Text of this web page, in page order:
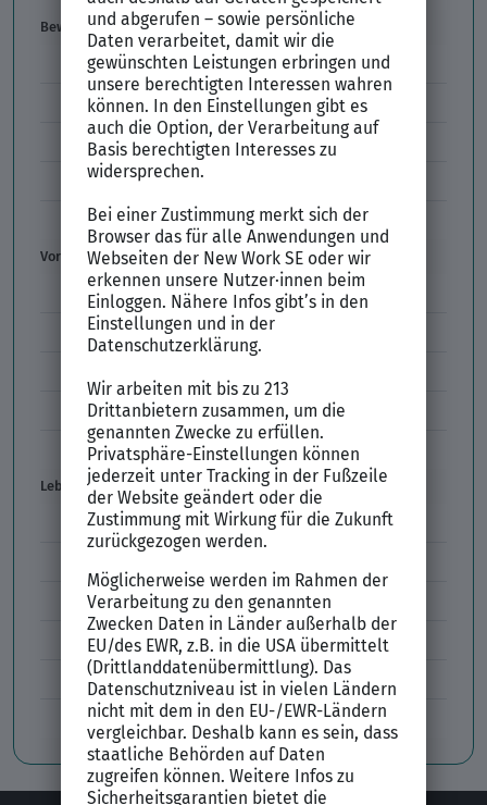
Bewerbung
E-Mail-Bewerbung
Anlagen und Zeugnisse
Initiativbewerbung
Interne Bewerbung
Empfehlungsschreiben
Vorstellungsgespräch
Vorstellungsgespräch Fragen
Schwächen im Vorstellungsgespräch
Vorbereitung Vorstellungsgespräch
Vorstellungsgespräch per Skype
Lebenslauf
Lebenslauf Aufbau und Inhalt
Lebenslauf Englisch Résumé
Lücken im Lebenslauf
Tabellarischer Lebenslauf
Professionelles Bewerbungsfoto